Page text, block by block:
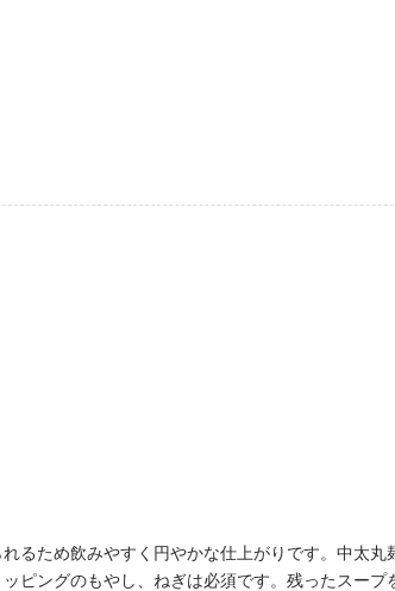
るため飲みやすく円やかな仕上がりです。中太丸
ピングのもやし、ねぎは必須です。残ったスープ